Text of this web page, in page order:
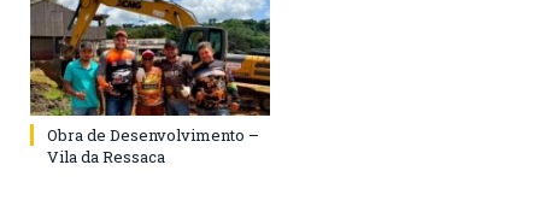
Obra de Desenvolvimento –
Vila da Ressaca